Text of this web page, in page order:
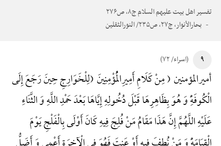
تفسیر اهل بیت علیهم السلام ج۸، ص۲۷۶
بحارالأنوار، ج۲۷، ص۲۳۵/ النورالثقلین
۹ (اسراء/ ۷۲)
أمیرالمؤمنین ( مِنْ کَلَامِ أَمِیرِالْمُؤْمِنِینَ (لِلْخَوَارِجِ حِینَ رَجَعَ إِلَی
الْکُوفَهًِْ وَ هُوَ بِظَاهِرِهَا قَبْلَ دُخُولِهِ إِیَّاهَا بَعْدَ حَمْدِ اللَّهِ وَ الثَّنَاءِ
عَلَیْهِ اللَّهُمَّ إِنَّ هَذَا مَقَامُ مَنْ فُلِجَ فِیهِ کَانَ أَوْلَی بِالْفَلْجِ یَوْمَ